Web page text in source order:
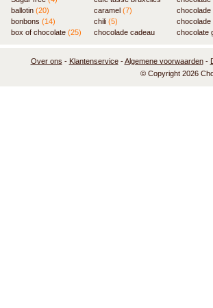
ballotin (20)
bonbons (14)
box of chocolate (25)
(8)
caramel (7)
chili (5)
chocolade cadeau
chocolate
Over ons - Klantenservice-Algemene voorwaarden-
© Copyright 2026